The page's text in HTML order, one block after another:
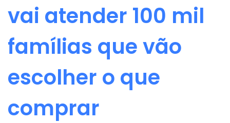
vai atender 100 mil
famílias que vão
escolher o que
comprar